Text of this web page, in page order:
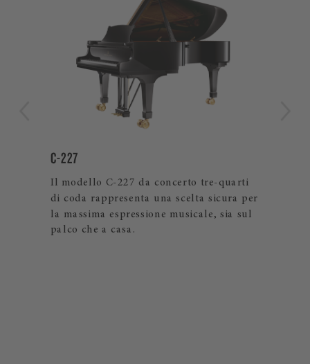
C-227
Il modello C-227 da concerto tre-quarti
di coda rappresenta una scelta sicura per
la massima espressione musicale, sia sul
palco che a casa.